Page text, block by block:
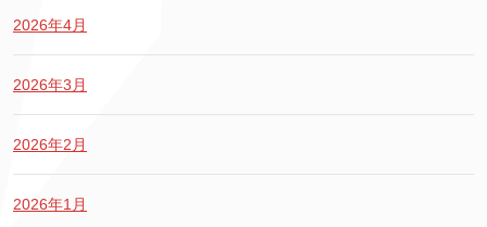
2026年4月
2026年3月
2026年2月
2026年1月